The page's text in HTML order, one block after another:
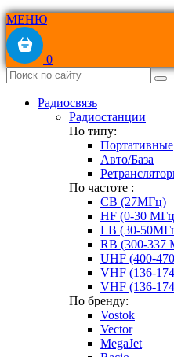
МЕНЮ
0
Радиосвязь
Радиостанции
По типу:
Портативные
Авто/База
По частоте :
CB (27МГц)
HF (0-30
LB (30-
RB (300-337
UHF (400-
VHF (136-
VHF (136-
По бренду:
Vostok
Vector
MegaJet